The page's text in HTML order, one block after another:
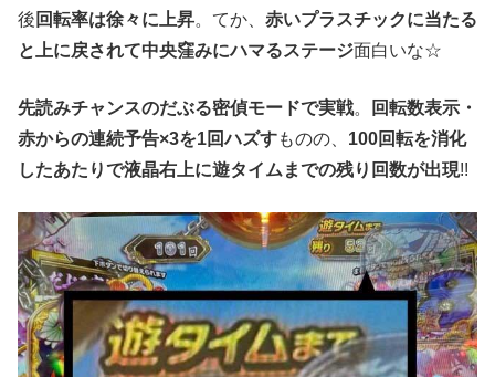
後 回転率は徐々に上昇。てか、 赤いプラスチックに当たる
と上に戻されて中央窪みにハマるステージ面白いな☆
先読みチャンスのだぶる密偵モードで実戦。
回転数表示・
赤からの連続予告×3を1回ハズすものの、 100回転を消化
したあたりで液晶右上に遊タイムまでの残り回数が出現!!